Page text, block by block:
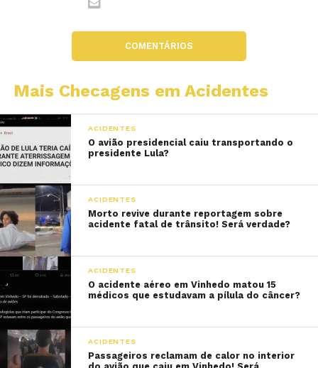
COMENTÁRIOS
Mais Checagens em Acidentes
ACIDENTES
O avião presidencial caiu transportando o
presidente Lula?
ACIDENTES
Morto revive durante reportagem sobre
acidente fatal de trânsito! Será verdade?
ACIDENTES
O acidente aéreo em Vinhedo matou 15
médicos que estudavam a pílula do câncer?
ACIDENTES
Passageiros reclamam de calor no interior
do avião que caiu em Vinhedo! Será